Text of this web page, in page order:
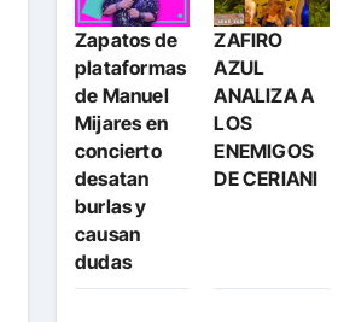
Zapatos de
plataformas
de Manuel
Mijares en
concierto
desatan
burlas y
causan
dudas
ZAFIRO
AZUL
ANALIZA A
LOS
ENEMIGOS
DE CERIANI